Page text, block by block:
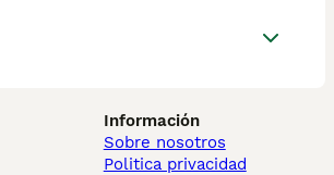
Información
Sobre nosotros
Politica privacidad